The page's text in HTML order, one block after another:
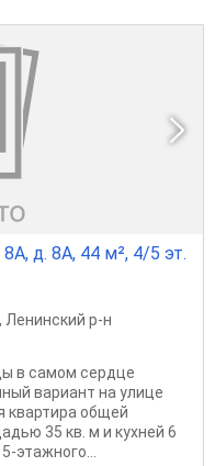
д. 8А, 44 м², 4/5 эт.
, Ленинский р-н
в самом сердце
вариант на улице
квартира общей
35 кв. м и кухней 6
этажного...